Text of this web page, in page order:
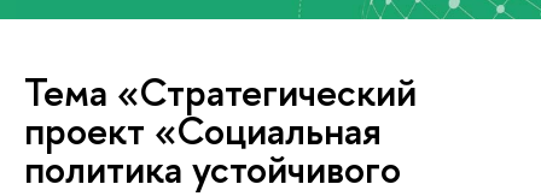
Тема «Стратегический
проект «Социальная
политика устойчивого